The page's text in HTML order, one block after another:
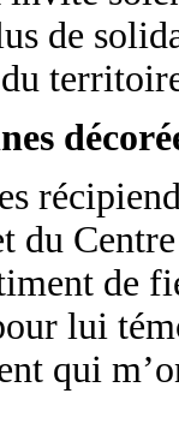
de
du
de
lui
qui